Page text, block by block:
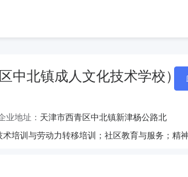
中北镇成人文化技术学校）
业地址： 天津市西青区中北镇新津杨公路北
培训与劳动力转移培训；社区教育与服务；精